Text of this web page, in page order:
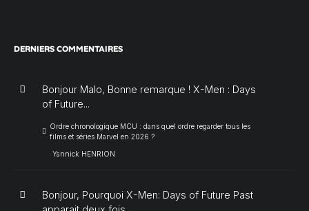
DERNIERS COMMENTAIRES
Bonjour Malo, Bonne remarque ! X-Men : Days
of Future...
Ordre chronologique MCU : dans quel ordre regarder tous les
films et séries Marvel en 2026 ?
Yannick HENRION
Bonjour, Pourquoi X-Men: Days of Future Past